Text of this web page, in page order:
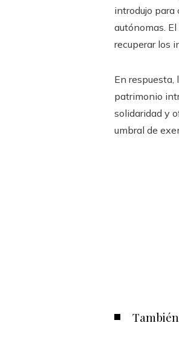
introdujo para
autónomas.
recuperar los
En respuesta,
patrimonio
solidaridad y
umbral de